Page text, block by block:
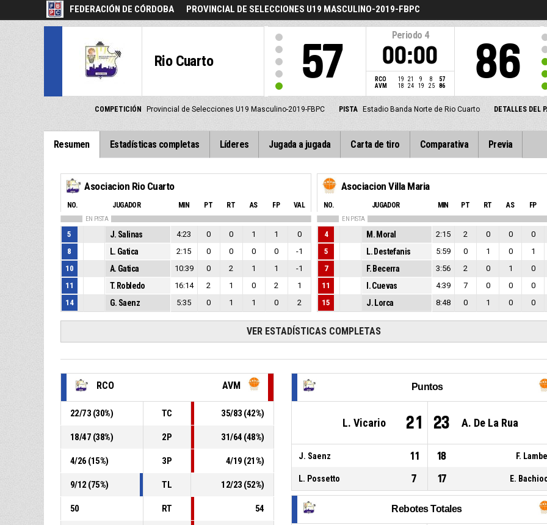
FEDERACIÓN DE CÓRDOBA PROVINCIAL DE SELECCIONES U19 MASCULINO-2019-FBPC
Rio Cuarto 57
Periodo 4
00:00
RCO 19 21 9 8
57
AVM
18 24 19 25 86 86
COMPETICIÓN Provincial de Selecciones U19 Masculino-2019-FBPC PISTA Estadio Banda Norte de Rio Cuarto DETALLES DEL
Resumen Estadísticas completas Líderes Jugada a jugada Carta de tiro Comparativa Previa
Asociacion Rio Cuarto
NO. JUGADOR MIN PT RT AS FP VAL
EN PISTA
5 J. Salinas 4:23 0 0 1 1
0
8
L. Gatica 2:15 0 0 0 0
-1
10
A. Gatica 10:39 0 2 1 1
-1
11
T. Robledo 16:14 2 1 0 2
1
14
G. Saenz 5:35 0 1 1 0 2
Asociacion Villa Maria
NO. JUGADOR MIN PT RT AS FP
EN PISTA
4 M. Moral 2:15 2 0 0
0
5
L. Destefanis 5:59 0 1 0
1
7
F. Becerra 3:56 2 0 1
0
11
I. Cuevas 4:39 7 0 0
0
15
J. Lorca 8:48 0 1 0 0
VER ESTADÍSTICAS COMPLETAS
RCO AVM
22/73 (30%) TC 35/83 (42%)
18/47 (38%) 2P 31/64 (48%)
4/26 (15%) 3P 4/19 (21%)
9/12 (75%) TL 12/23 (52%)
50 RT 54
Puntos
L. Vicario 21 23 A. De La Rua
J. Saenz 11 18 F.
L. Possetto 7 17 E.
Rebotes Totales